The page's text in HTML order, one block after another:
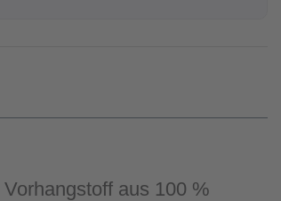
aus 100 %